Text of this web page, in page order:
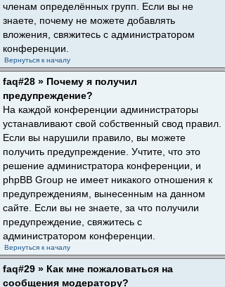
членам определённых групп. Если вы не
знаете, почему не можете добавлять
вложения, свяжитесь с администратором
конференции.
Вернуться к началу
faq#28 » Почему я получил
предупреждение?
На каждой конференции администраторы
устанавливают свой собственный свод правил.
Если вы нарушили правило, вы можете
получить предупреждение. Учтите, что это
решение администратора конференции, и
phpBB Group не имеет никакого отношения к
предупреждениям, вынесенным на данном
сайте. Если вы не знаете, за что получили
предупреждение, свяжитесь с
администратором конференции.
Вернуться к началу
faq#29 » Как мне пожаловаться на
сообщения модератору?